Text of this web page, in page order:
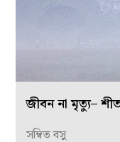
জীবন না মৃত্যু–
সম্বিত বসু